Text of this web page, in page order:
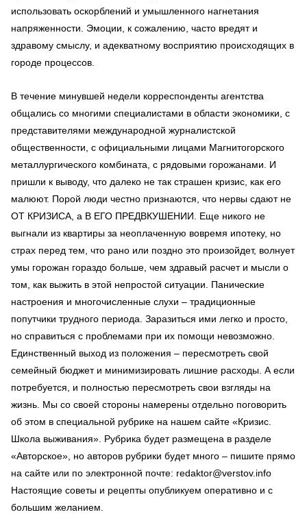
использовать оскорблений и умышленного нагнетания
напряженности. Эмоции, к сожалению, часто вредят и
здравому смыслу, и адекватному восприятию происходящих в
городе процессов.
В течение минувшей недели корреспонденты агентства
общались со многими специалистами в области экономики, с
представителями международной журналистской
общественности, с официальными лицами Магнитогорского
металлургического комбината, с рядовыми горожанами. И
пришли к выводу, что далеко не так страшен кризис, как его
малюют. Порой люди честно признаются, что нервы сдают не
ОТ КРИЗИСА, а В ЕГО ПРЕДВКУШЕНИИ. Еще никого не
выгнали из квартиры за неоплаченную вовремя ипотеку, но
страх перед тем, что рано или поздно это произойдет, волнует
умы горожан гораздо больше, чем здравый расчет и мысли о
том, как выжить в этой непростой ситуации. Панические
настроения и многочисленные слухи – традиционные
попутчики трудного периода. Заразиться ими легко и просто,
но справиться с проблемами при их помощи невозможно.
Единственный выход из положения – пересмотреть свой
семейный бюджет и минимизировать лишние расходы. А если
потребуется, и полностью пересмотреть свои взгляды на
жизнь. Мы со своей стороны намерены отдельно поговорить
об этом в специальной рубрике на нашем сайте «Кризис.
Школа выживания». Рубрика будет размещена в разделе
«Авторское», но авторов рубрики будет много – пишите прямо
на сайте или по электронной почте: redaktor@verstov.info
Настоящие советы и рецепты опубликуем оперативно и с
большим желанием.